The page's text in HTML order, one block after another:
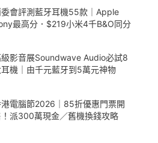
會評測藍牙耳機55款｜Apple
最高分．$219小米4千B&O同分
影音展Soundwave Audio必試8
機｜由千元藍牙到5萬元神物
電腦節2026｜85折優惠門票開
派300萬現金／舊機換錢攻略